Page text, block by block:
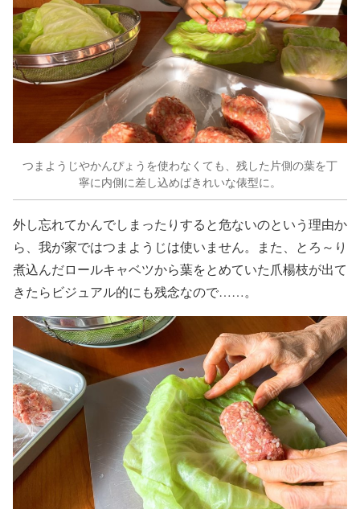
つまようじやかんぴょうを使わなくても、残した片側の葉を丁
寧に内側に差し込めばきれいな俵型に。
外し忘れてかんでしまったりすると危ないのという理由か
ら、我が家ではつまようじは使いません。また、とろ～り
煮込んだロールキャベツから葉をとめていた爪楊枝が出て
きたらビジュアル的にも残念なので……。